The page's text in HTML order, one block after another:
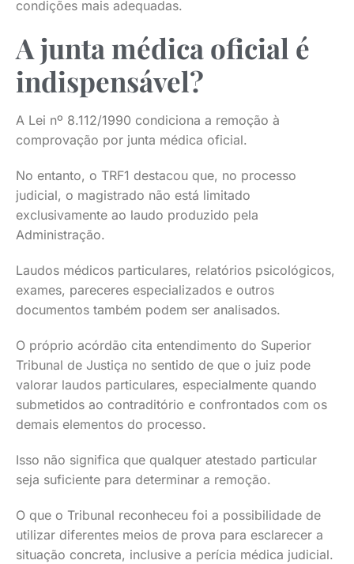
condições mais adequadas.
A junta médica oficial é
indispensável?
A Lei nº 8.112/1990 condiciona a remoção à
comprovação por junta médica oficial.
No entanto, o TRF1 destacou que, no processo
judicial, o magistrado não está limitado
exclusivamente ao laudo produzido pela
Administração.
Laudos médicos particulares, relatórios psicológicos,
exames, pareceres especializados e outros
documentos também podem ser analisados.
O próprio acórdão cita entendimento do Superior
Tribunal de Justiça no sentido de que o juiz pode
valorar laudos particulares, especialmente quando
submetidos ao contraditório e confrontados com os
demais elementos do processo.
Isso não significa que qualquer atestado particular
seja suficiente para determinar a remoção.
O que o Tribunal reconheceu foi a possibilidade de
utilizar diferentes meios de prova para esclarecer a
situação concreta, inclusive a perícia médica judicial.